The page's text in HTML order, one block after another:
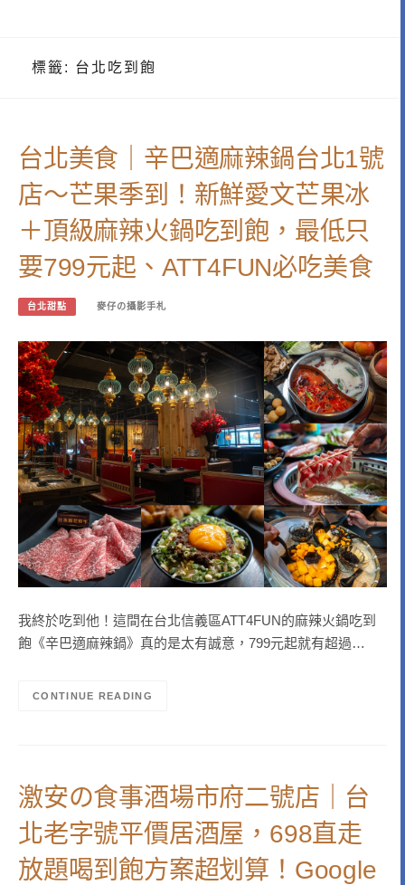
標籤: 台北吃到飽
台北美食｜辛巴適麻辣鍋台北1號
店～芒果季到！新鮮愛文芒果冰
＋頂級麻辣火鍋吃到飽，最低只
要799元起、ATT4FUN必吃美食
台北甜點 麥仔の攝影手札
我終於吃到他！這間在台北信義區ATT4FUN的麻辣火鍋吃到
飽《辛巴適麻辣鍋》真的是太有誠意，799元起就有超過…
CONTINUE READING
激安の食事酒場市府二號店｜台
北老字號平價居酒屋，698直走
放題喝到飽方案超划算！Google